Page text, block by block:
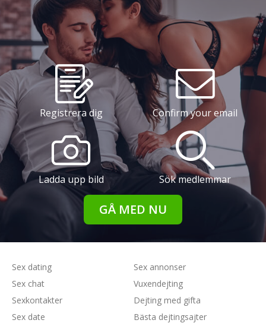
Registrera dig Confirm your email
Ladda upp bild Sök medlemmar
GÅ MED NU
Sex dating
Sex chat
Sexkontakter
Sex date
Sex annonser
Vuxendejting
Dejting med gifta
Bästa dejtingsajter